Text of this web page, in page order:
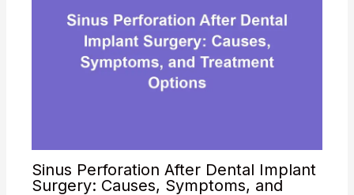
Sinus Perforation After Dental Implant
Surgery: Causes, Symptoms, and